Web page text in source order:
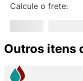
Calcule o frete:
Outros itens